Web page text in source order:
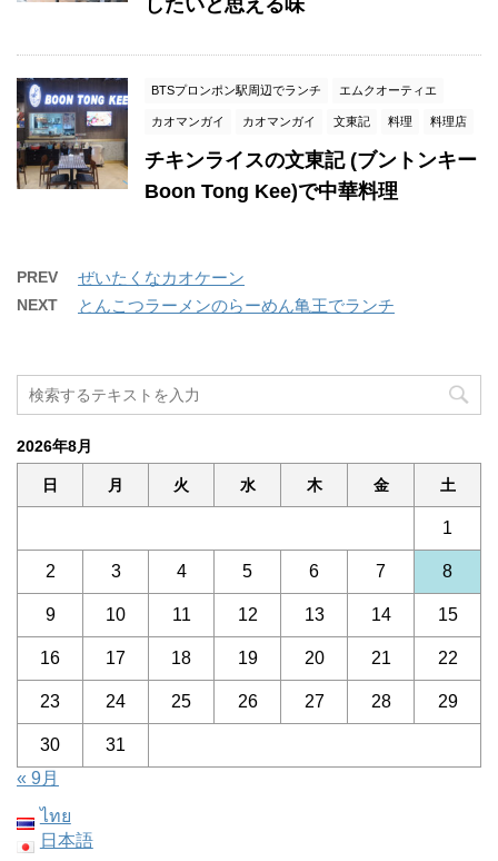
したいと思える味
BTSプロンポン駅周辺でランチ エムクオーティエ
カオマンガイ カオマンガイ 文東記 料理 料理店
チキンライスの文東記 (ブントンキー
Boon Tong Kee)で中華料理
PREV ぜいたくなカオケーン
NEXT とんこつラーメンのらーめん亀王でランチ
2026年8月
日 月 火 水 木 金 土
1
2 3 4 5 6 7 8
9 10 11 12 13 14 15
16 17 18 19 20 21 22
23 24 25 26 27 28 29
30
31
« 9月
ไทย
日本語